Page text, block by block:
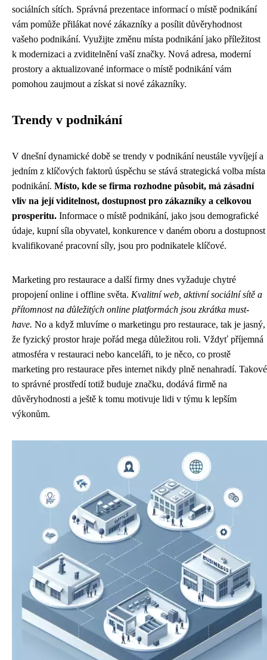
sociálních sítích. Správná prezentace informací o místě podnikání
vám pomůže přilákat nové zákazníky a posílit důvěryhodnost
vašeho podnikání. Využijte změnu místa podnikání jako příležitost
k modernizaci a zviditelnění vaší značky. Nová adresa, moderní
prostory a aktualizované informace o místě podnikání vám
pomohou zaujmout a získat si nové zákazníky.
Trendy v podnikání
V dnešní dynamické době se trendy v podnikání neustále vyvíjejí a
jedním z klíčových faktorů úspěchu se stává strategická volba místa
podnikání. Místo, kde se firma rozhodne působit, má zásadní
vliv na její viditelnost, dostupnost pro zákazníky a celkovou
prosperitu. Informace o místě podnikání, jako jsou demografické
údaje, kupní síla obyvatel, konkurence v daném oboru a dostupnost
kvalifikované pracovní síly, jsou pro podnikatele klíčové.
Marketing pro restaurace a další firmy dnes vyžaduje chytré
propojení online i offline světa. Kvalitní web, aktivní sociální sítě a
přítomnost na důležitých online platformách jsou zkrátka must-
have. No a když mluvíme o marketingu pro restaurace, tak je jasný,
že fyzický prostor hraje pořád mega důležitou roli. Vždyť příjemná
atmosféra v restauraci nebo kanceláři, to je něco, co prostě
marketing pro restaurace přes internet nikdy plně nenahradí. Takové
to správné prostředí totiž buduje značku, dodává firmě na
důvěryhodnosti a ještě k tomu motivuje lidi v týmu k lepším
výkonům.